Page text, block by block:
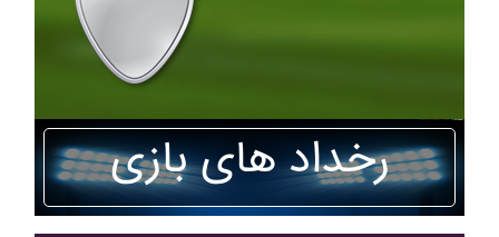
رخداد های بازی